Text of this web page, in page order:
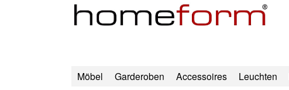
Möbel Garderoben Accessoires Leuchten